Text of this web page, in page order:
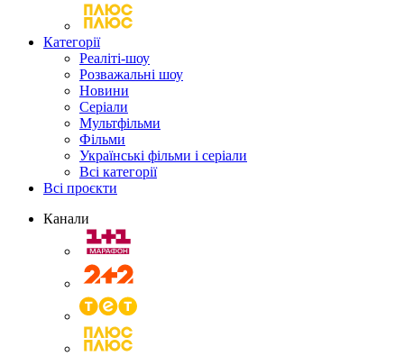
Категорії
Реаліті-шоу
Розважальні шоу
Новини
Серіали
Мультфільми
Фільми
Українські фільми і серіали
Всі категорії
Всі проєкти
Канали